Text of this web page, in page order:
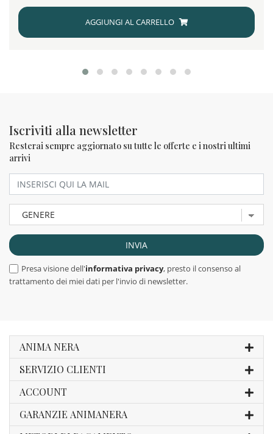
AGGIUNGI AL CARRELLO
Iscriviti alla newsletter
Resterai sempre aggiornato su tutte le offerte e i nostri ultimi
arrivi
Presa visione dell'informativa privacy, presto il consenso al
trattamento dei miei dati per l'invio di newsletter.
ANIMA NERA
SERVIZIO CLIENTI
ACCOUNT
GARANZIE ANIMANERA